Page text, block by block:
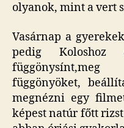
olyanok, mint a vert
Vasárnap a
pedig Koloshoz
függönyöket,
megnézni egy
képest natúr főtt